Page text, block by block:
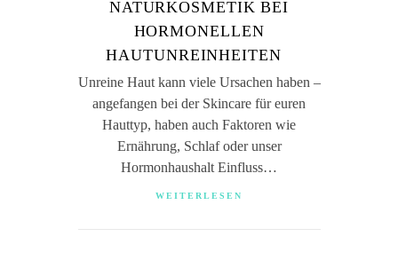
NATURKOSMETIK BEI
HORMONELLEN
HAUTUNREINHEITEN
Unreine Haut kann viele Ursachen haben –
angefangen bei der Skincare für euren
Hauttyp, haben auch Faktoren wie
Ernährung, Schlaf oder unser
Hormonhaushalt Einfluss…
WEITERLESEN